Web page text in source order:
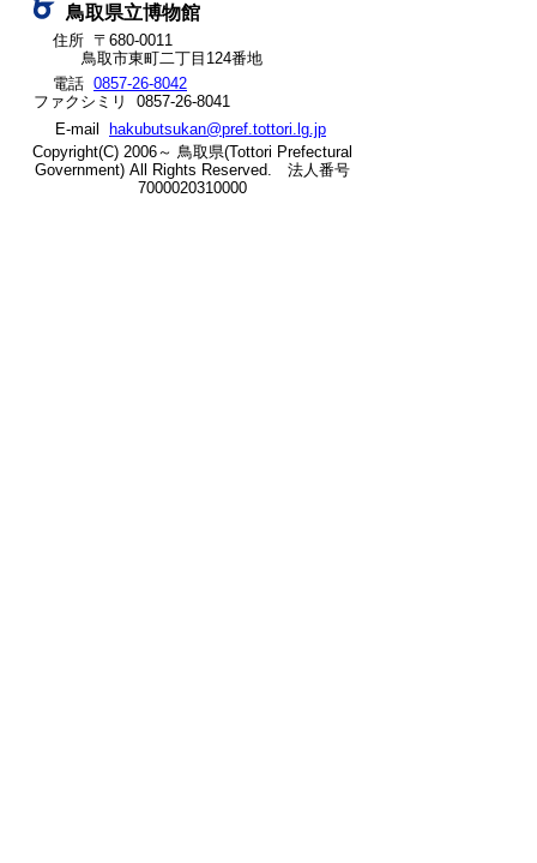
ッ
ト
へ
の
鳥取県立博物館
住所 〒680-0011
鳥取市東町二丁目124番地
電話 0857-26-8042
ファクシミリ 0857-26-8041
E-mail
hakubutsukan@pref.tottori.lg.jp
Copyright(C) 2006～ 鳥取県(Tottori Prefectural
Government) All Rights Reserved. 法人番号
7000020310000